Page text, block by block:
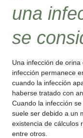
una
se
Una infección de
infección permanece
cuando la infección
haberse tratado con
Cuando la infección
suele ser debido a un
existencia de cálculos
entre otros.